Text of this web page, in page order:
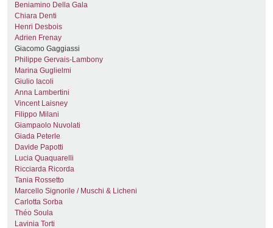
Beniamino Della Gala
Chiara Denti
Henri Desbois
Adrien Frenay
Giacomo Gaggiassi
Philippe Gervais-Lambony
Marina Guglielmi
Giulio Iacoli
Anna Lambertini
Vincent Laisney
Filippo Milani
Giampaolo Nuvolati
Giada Peterle
Davide Papotti
Lucia Quaquarelli
Ricciarda Ricorda
Tania Rossetto
Marcello Signorile / Muschi & Licheni
Carlotta Sorba
Théo Soula
Lavinia Torti